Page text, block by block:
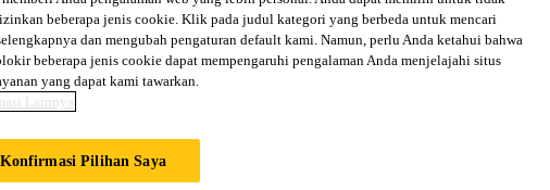
menurut
Solusi menurut
Projek
Solusi Otomotif &
Industri
Solusi
beberapa jenis cookie. Klik pada judul kategori yang berbeda untuk mencari
dan mengubah pengaturan default kami. Namun, perlu Anda ketahui bahwa
beberapa jenis cookie dapat mempengaruhi pengalaman Anda menjelajahi situs
yang dapat kami tawarkan.
Lainnya
Konfirmasi Pilihan Saya